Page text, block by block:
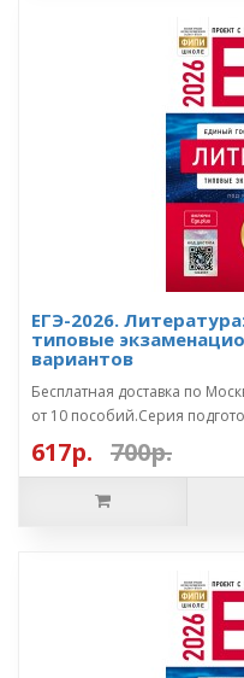
ЕГЭ-2026.
типовые
вариантов
Бесплатная доставка по
от 10 пособий.Серия
617р. 700р.